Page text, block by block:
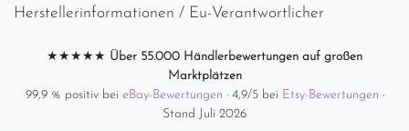
Herstellerinformationen / Eu-Verantwortlicher
★★★★★ Über 55.000 Händlerbewertungen auf großen
Marktplätzen
99,9 % positiv bei eBay-Bewertungen · 4,9/5 bei Etsy-Bewertungen ·
Stand Juli 2026